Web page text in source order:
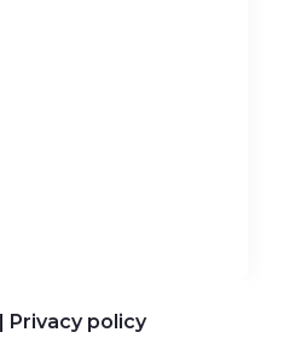
Privacy policy